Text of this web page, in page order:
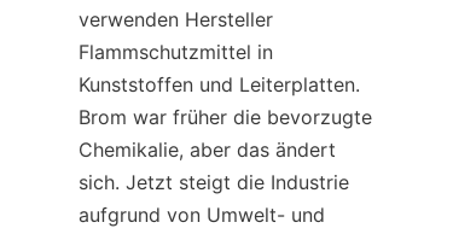
verwenden Hersteller
Flammschutzmittel in
Kunststoffen und Leiterplatten.
Brom war früher die bevorzugte
Chemikalie, aber das ändert
sich. Jetzt steigt die Industrie
aufgrund von Umwelt- und